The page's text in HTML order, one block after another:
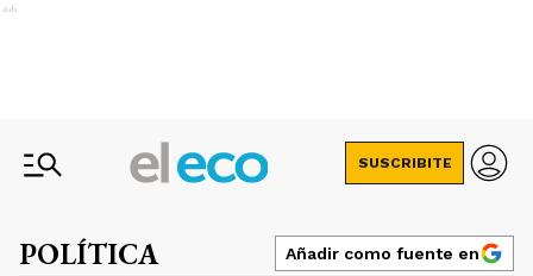
Ads
SUSCRIBITE
POLÍTICA Añadir como fuente en